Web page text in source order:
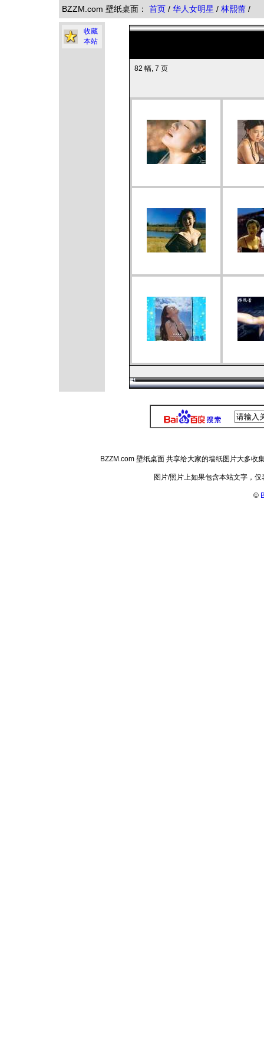
BZZM.com 壁纸桌面： 首页 / 华人女明星 / 林熙蕾 /
收藏
本站
82 幅, 7 页
BZZM.com 壁纸桌面 共享给大家的墙纸图片大多
图片/照片上如果包含本站文字，
©